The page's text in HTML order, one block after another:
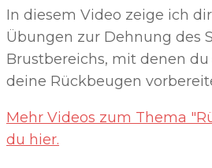
In diesem Video zeige ich
Übungen zur Dehnung des
Brustbereichs, mit denen
deine Rückbeugen
Mehr Videos zum Thema
du hier.